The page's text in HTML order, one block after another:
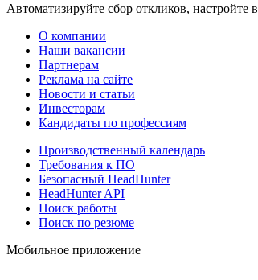
Автоматизируйте сбор откликов, настройте
О компании
Наши вакансии
Партнерам
Реклама на сайте
Новости и статьи
Инвесторам
Кандидаты по профессиям
Производственный календарь
Требования к ПО
Безопасный HeadHunter
HeadHunter API
Поиск работы
Поиск по резюме
Мобильное приложение